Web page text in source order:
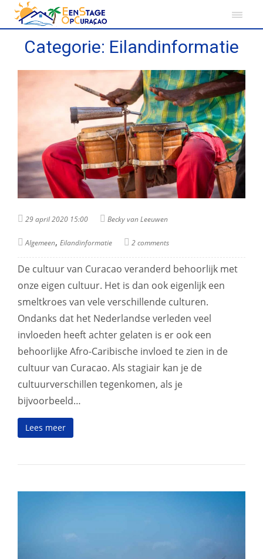
Categorie: Eilandinformatie
29 april 2020 15:00 Becky van Leeuwen
Algemeen, Eilandinformatie 2 comments
De cultuur van Curacao veranderd behoorlijk met
onze eigen cultuur. Het is dan ook eigenlijk een
smeltkroes van vele verschillende culturen.
Ondanks dat het Nederlandse verleden veel
invloeden heeft achter gelaten is er ook een
behoorlijke Afro-Caribische invloed te zien in de
cultuur van Curacao. Als stagiair kan je de
cultuurverschillen tegenkomen, als je
bijvoorbeeld…
Lees meer